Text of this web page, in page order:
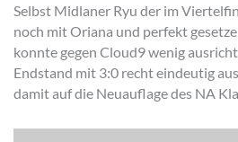
Selbst Midlaner Ryu der im
noch mit Oriana und perfekt
konnte gegen Cloud9 wenig
Endstand mit 3:0 recht eindeutig
damit auf die Neuauflage des NA